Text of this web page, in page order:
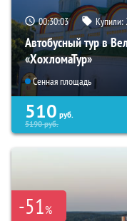
00:30:02 Купили:
Автобусный тур в
«ХохломаТур»
Сенная площадь
510 руб.
5190руб.
-51%